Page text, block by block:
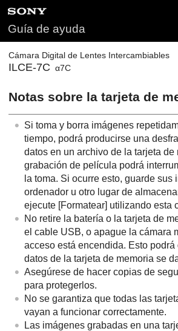
Guía de ayuda
Cámara Digital de Lentes Intercambiables
ILCE-7C α7C
Notas sobre la tarjeta de
Si toma y borra imágenes
tiempo, podrá producirse una
datos en un archivo de la tarjeta de
grabación de película podrá
la toma. Si ocurre esto, guarde sus
ordenador u otro lugar de
ejecute [Formatear] utilizando esta
No retire la batería o la tarjeta de
el cable USB, o apague la cámara
acceso está encendida. Esto
datos de la tarjeta de memoria se
Asegúrese de hacer copias de
para protegerlos.
No se garantiza que todas las
vayan a funcionar correctamente.
Las imágenes grabadas en una